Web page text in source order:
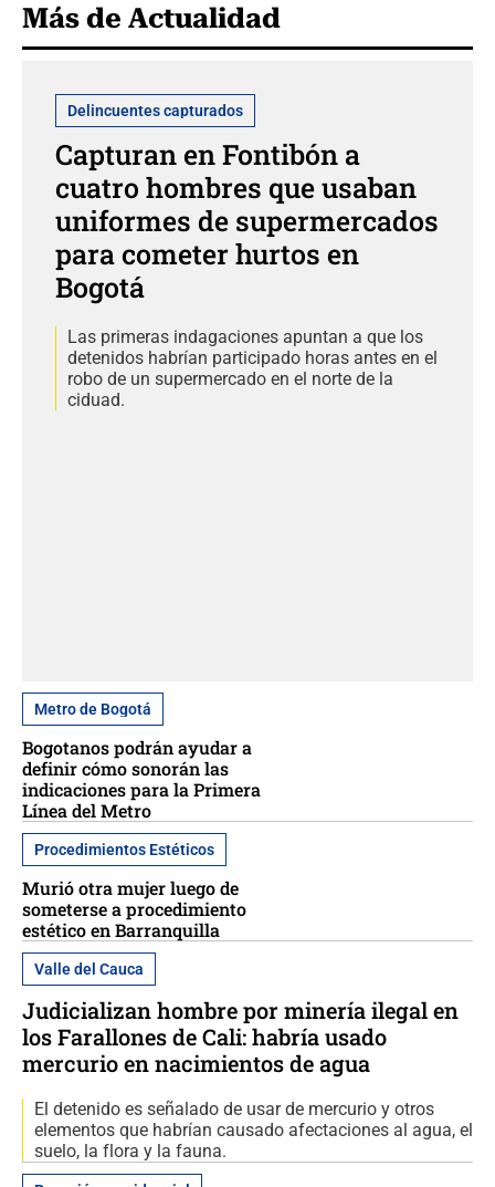
Más de Actualidad
Delincuentes capturados
Capturan en Fontibón a
cuatro hombres que usaban
uniformes de supermercados
para cometer hurtos en
Bogotá
Las primeras indagaciones apuntan a que los
detenidos habrían participado horas antes en el
robo de un supermercado en el norte de la
ciduad.
Metro de Bogotá
Bogotanos podrán ayudar a
definir cómo sonorán las
indicaciones para la Primera
Línea del Metro
Procedimientos Estéticos
Murió otra mujer luego de
someterse a procedimiento
estético en Barranquilla
Valle del Cauca
Judicializan hombre por minería ilegal en
los Farallones de Cali: habría usado
mercurio en nacimientos de agua
El detenido es señalado de usar de mercurio y otros
elementos que habrían causado afectaciones al agua, el
suelo, la flora y la fauna.